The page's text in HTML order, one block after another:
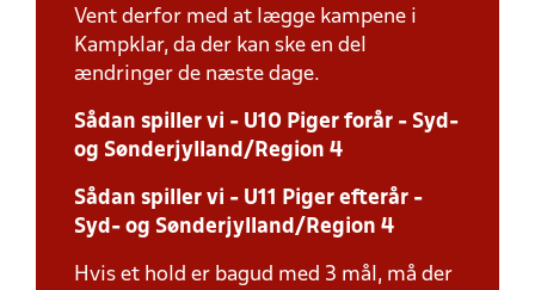
Vent derfor med at lægge kampene i
Kampklar, da der kan ske en del
ændringer de næste dage.
Sådan spiller vi - U10 Piger forår - Syd-
og Sønderjylland/Region 4
Sådan spiller vi - U11 Piger efterår -
Syd- og Sønderjylland/Region 4
Hvis et hold er bagud med 3 mål, må der